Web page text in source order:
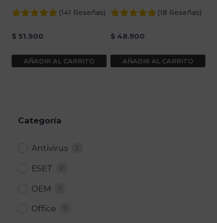
(141 Reseñas)
$ 51.900
AÑADIR AL CARRITO
(18 Reseñas)
$ 48.900
AÑADIR AL CARRITO
Categoría
Antivirus 2
ESET 2
OEM 1
Office 7